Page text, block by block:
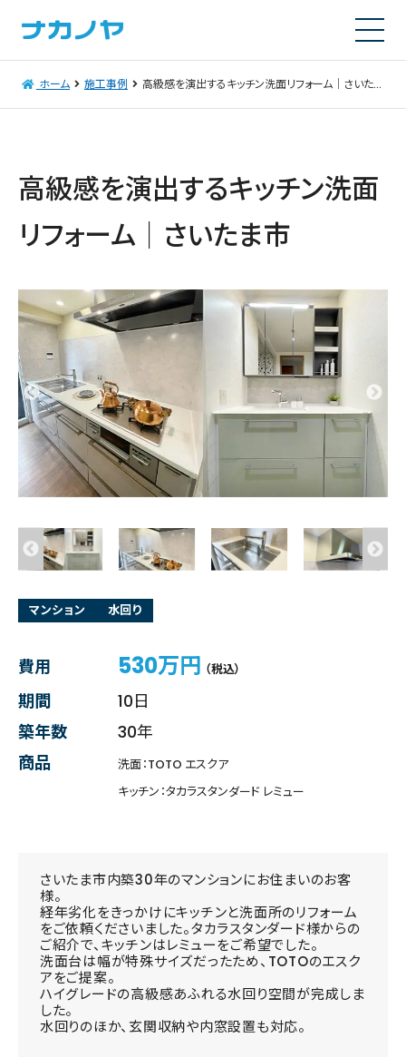
ホーム 施工事例 高級感を演出するキッチン洗面リフォーム｜さいたま市
高級感を演出するキッチン洗面
リフォーム｜さいたま市
マンション 水回り
費用 530万円 （税込）
期間
10日
築年数
30年
商品
洗面：TOTO エスクア
キッチン：タカラスタンダード レミュー
さいたま市内築30年のマンションにお住まいのお客
様。
経年劣化をきっかけにキッチンと洗面所のリフォーム
をご依頼くださいました。タカラスタンダード様からの
ご紹介で、キッチンはレミューをご希望でした。
洗面台は幅が特殊サイズだったため、TOTOのエスク
アをご提案。
ハイグレードの高級感あふれる水回り空間が完成しま
した。
水回りのほか、玄関収納や内窓設置も対応。